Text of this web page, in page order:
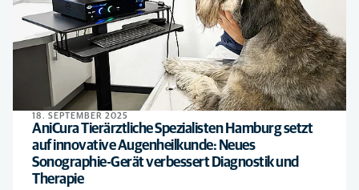
18. SEPTEMBER 2025
AniCura Tierärztliche Spezialisten Hamburg setzt
auf innovative Augenheilkunde: Neues
Sonographie-Gerät verbessert Diagnostik und
Therapie